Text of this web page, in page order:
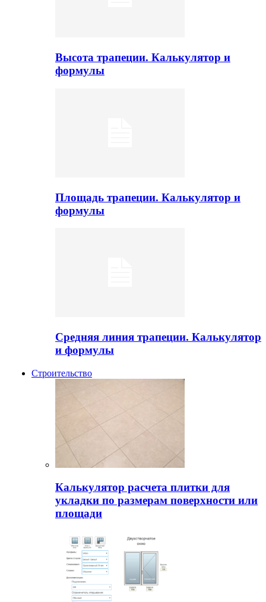
Высота трапеции. Калькулятор и
формулы
Площадь трапеции. Калькулятор и
формулы
Средняя линия трапеции. Калькулятор
и формулы
Строительство
Калькулятор расчета плитки для
укладки по размерам поверхности или
площади